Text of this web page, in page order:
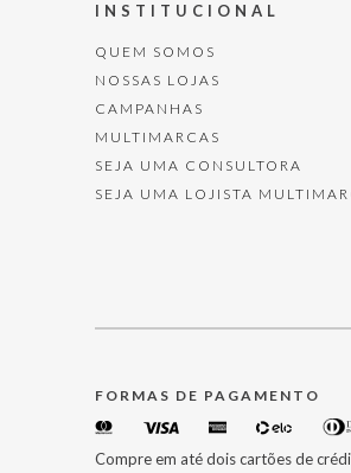
INSTITUCIONAL
QUEM SOMOS
NOSSAS LOJAS
CAMPANHAS
MULTIMARCAS
SEJA UMA CONSULTORA
SEJA UMA LOJISTA
FORMAS DE PAGAMENTO
Compre em até dois cartões de